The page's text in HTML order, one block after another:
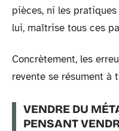
pièces, ni les
lui, maîtrise tous ces
Concrètement, les
revente se résument à
VENDRE DU
PENSANT